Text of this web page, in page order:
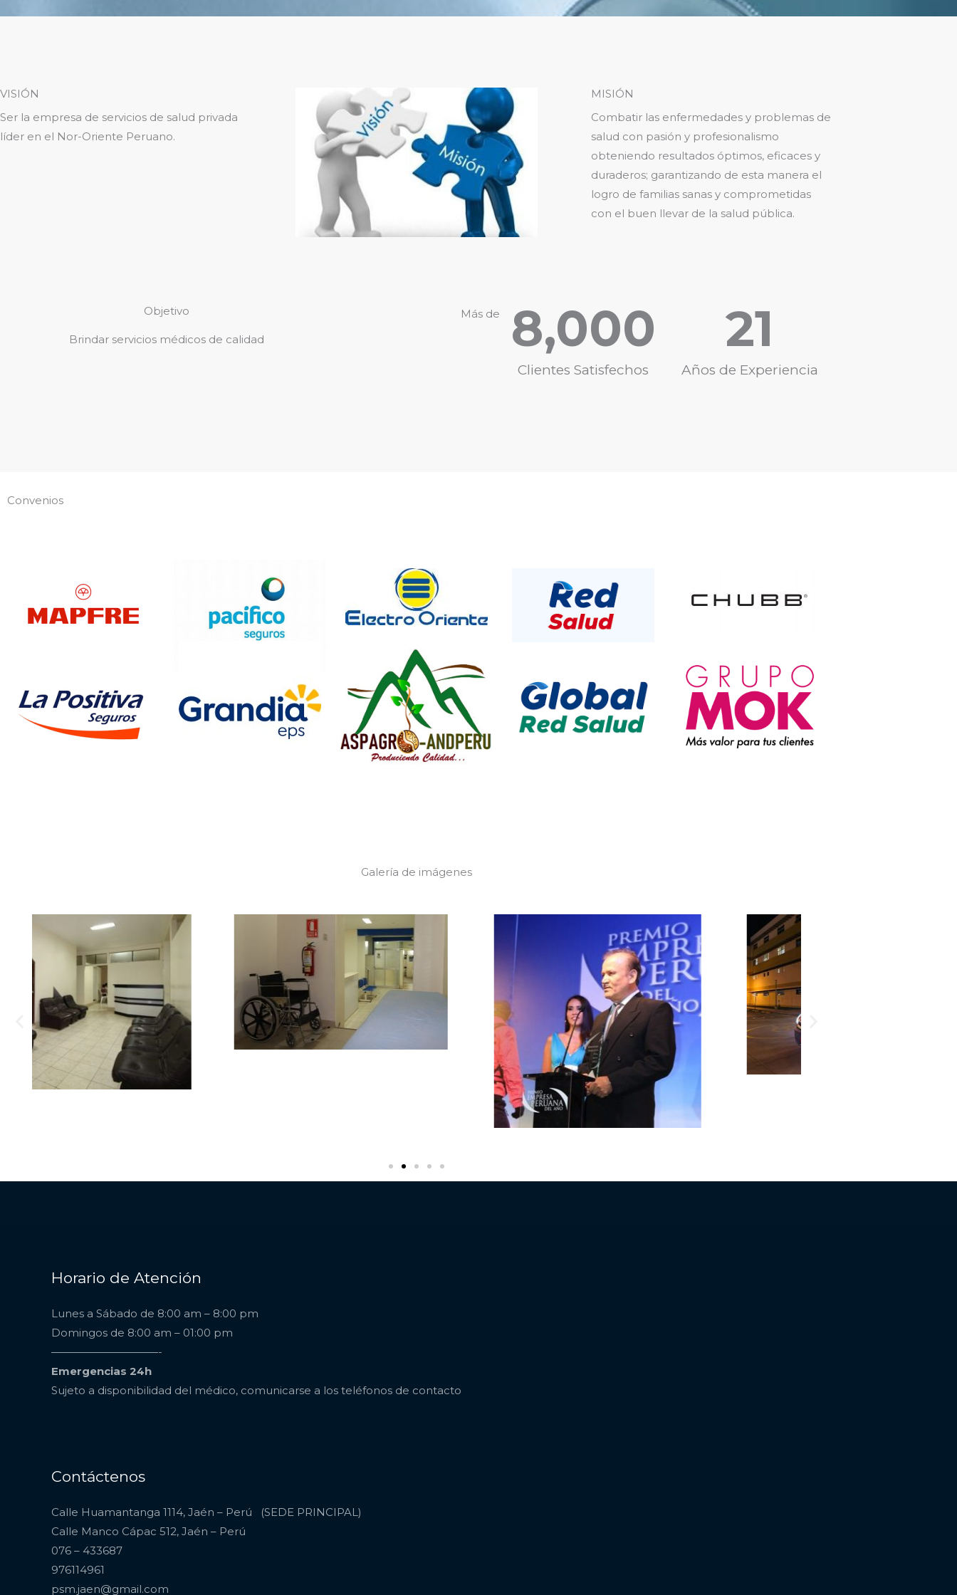
VISIÓN
Ser la empresa de servicios de salud privada
líder en el Nor-Oriente Peruano.
MISIÓN
Combatir las enfermedades y problemas de
salud con pasión y profesionalismo
obteniendo resultados óptimos, eficaces y
duraderos; garantizando de esta manera el
logro de familias sanas y comprometidas
con el buen llevar de la salud pública.
Objetivo
Brindar servicios médicos de calidad
Más de
Clientes Satisfechos
8,000
Años de Experiencia
21
Convenios
Galería de imágenes
Horario de Atención
Lunes a Sábado de 8:00 am – 8:00 pm
Domingos de 8:00 am – 01:00 pm
——————————-
Emergencias 24h
Sujeto a disponibilidad del médico, comunicarse a los teléfonos de contacto
Contáctenos
Calle Huamantanga 1114, Jaén – Perú (SEDE PRINCIPAL)
Calle Manco Cápac 512, Jaén – Perú
076 – 433687
976114961
psm.jaen@gmail.com